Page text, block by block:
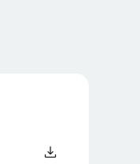
download